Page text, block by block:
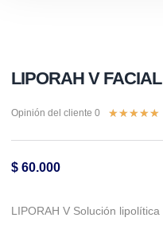
LIPORAH V
Opinión del cliente 0 ★★★★★
$ 60.000
LIPORAH V Solución